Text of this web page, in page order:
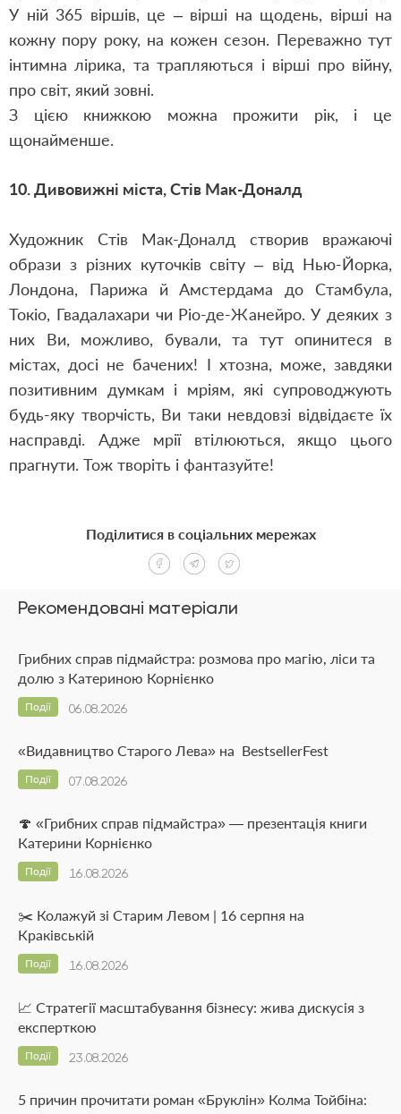
У ній 365 віршів, це – вірші на щодень, вірші на
кожну пору року, на кожен сезон. Переважно тут
інтимна лірика, та трапляються і вірші про війну,
про світ, який зовні.
З цією книжкою можна прожити рік, і це
щонайменше.
10. Дивовижні міста,Стів Мак-Доналд
Художник Стів Мак-Доналд створив вражаючі
образи з різних куточків світу – від Нью-Йорка,
Лондона, Парижа й Амстердама до Стамбула,
Токіо, Гвадалахари чи Ріо-де-Жанейро. У деяких з
них Ви, можливо, бували, та тут опинитеся в
містах, досі не бачених! І хтозна, може, завдяки
позитивним думкам і мріям, які супроводжують
будь-яку творчість, Ви таки невдовзі відвідаєте їх
насправді. Адже мрії втілюються, якщо цього
прагнути. Тож творіть і фантазуйте!
Рекомендовані матеріали
Грибних справ підмайстра: розмова про магію, ліси та
долю з Катериною Корнієнко
06.08.2026
Події
«Видавництво Старого Лева» на BestsellerFest
07.08.2026
Події
🍄 «Грибних справ підмайстра» — презентація книги
Катерини Корнієнко
16.08.2026
Події
✂️ Колажуй зі Старим Левом | 16 серпня на
Краківській
16.08.2026
Події
📈 Стратегії масштабування бізнесу: жива дискусія з
експерткою
23.08.2026
Події
5 причин прочитати роман «Бруклін» Колма Тойбіна:
Поділитися в соціальних мережах